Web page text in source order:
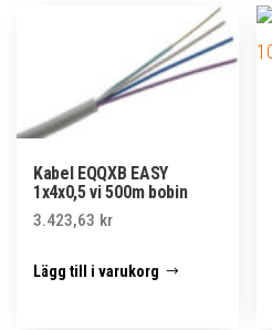
Kabel EQQXB EASY
1x4x0,5 vi 500m bobin
3.423,63 kr
Lägg till i varukorg